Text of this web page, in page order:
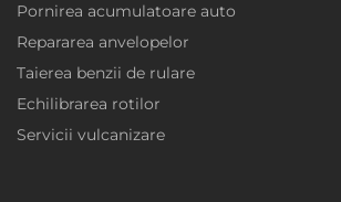
Pornirea acumulatoare auto
Repararea anvelopelor
Taierea benzii de rulare
Echilibrarea rotilor
Servicii vulcanizare